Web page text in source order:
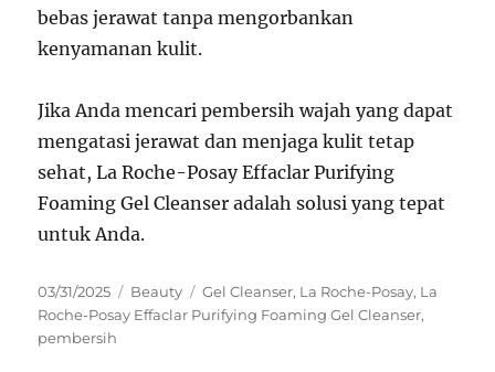
bebas jerawat tanpa mengorbankan
kenyamanan kulit.
Jika Anda mencari pembersih wajah yang dapat
mengatasi jerawat dan menjaga kulit tetap
sehat, La Roche-Posay Effaclar Purifying
Foaming Gel Cleanser adalah solusi yang tepat
untuk Anda.
Posted
on
03/31/2025 Categories
Beauty Tags
Gel Cleanser, La Roche-Posay, La
Roche-Posay Effaclar Purifying Foaming Gel Cleanser,
pembersih